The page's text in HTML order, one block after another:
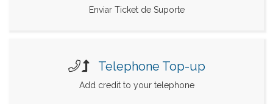
Enviar Ticket de Suporte
Telephone Top-up
Add credit to your telephone